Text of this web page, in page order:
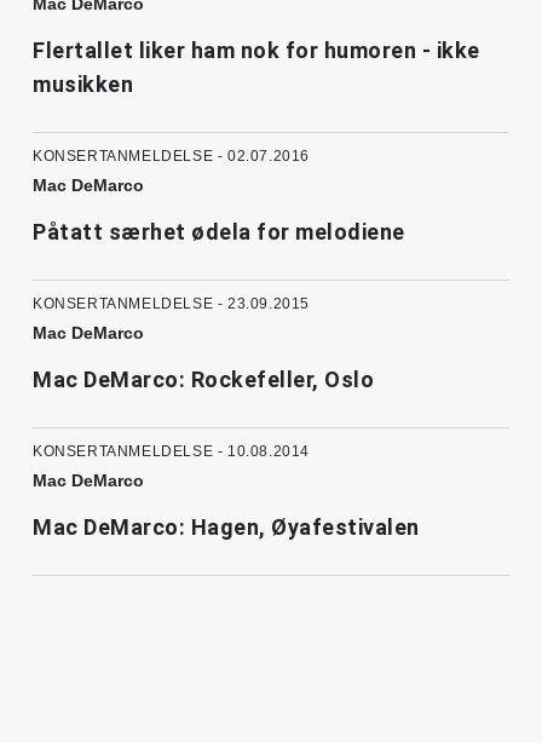
Flertallet liker ham nok for humoren - ikke
musikken
KONSERTANMELDELSE - 02.07.2016
Mac DeMarco
Påtatt særhet ødela for melodiene
KONSERTANMELDELSE - 23.09.2015
Mac DeMarco
Mac DeMarco: Rockefeller, Oslo
KONSERTANMELDELSE - 10.08.2014
Mac DeMarco
Mac DeMarco: Hagen, Øyafestivalen